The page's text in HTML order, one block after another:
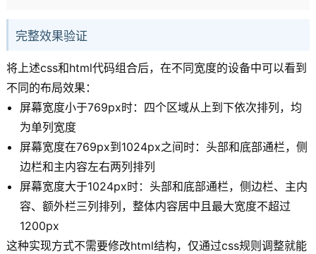
完整效果验证
将上述css和html代码组合后，在不同宽度的设备中可以看到
不同的布局效果：
屏幕宽度小于769px时：四个区域从上到下依次排列，均
为单列宽度
屏幕宽度在769px到1024px之间时：头部和底部通栏，侧
边栏和主内容左右两列排列
屏幕宽度大于1024px时：头部和底部通栏，侧边栏、主内
容、额外栏三列排列，整体内容居中且最大宽度不超过
1200px
这种实现方式不需要修改html结构，仅通过css规则调整就能